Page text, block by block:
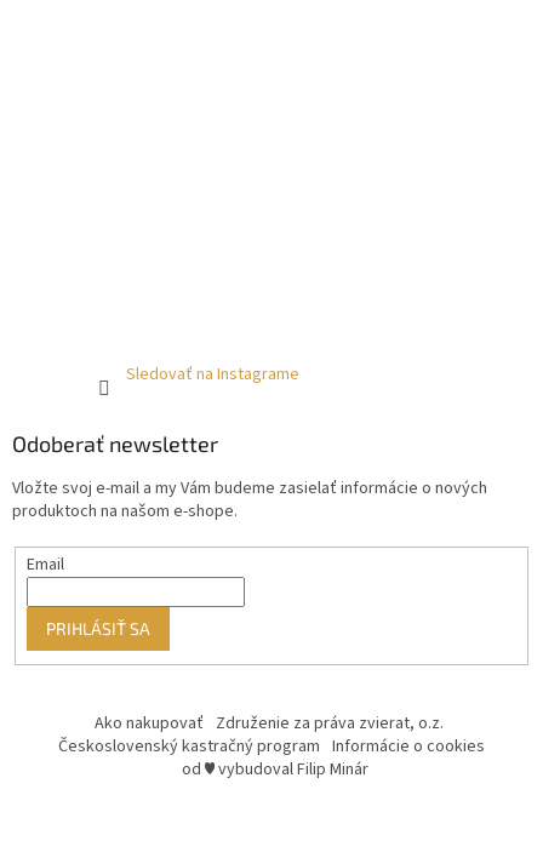
Sledovať na Instagrame
Odoberať newsletter
Vložte svoj e-mail a my Vám budeme zasielať informácie o nových
produktoch na našom e-shope.
Email
PRIHLÁSIŤ SA
Ako nakupovať Združenie za práva zvierat, o.z.
Československý kastračný program Informácie o cookies
od ♥ vybudoval Filip Minár